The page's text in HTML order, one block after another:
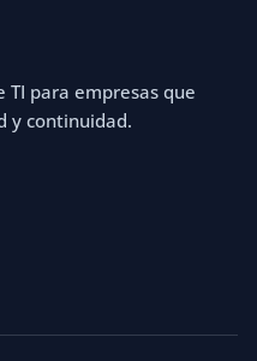
TI para empresas que
y continuidad.